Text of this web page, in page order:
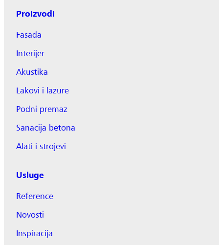
Proizvodi
Fasada
Interijer
Akustika
Lakovi i lazure
Podni premaz
Sanacija betona
Alati i strojevi
Usluge
Reference
Novosti
Inspiracija